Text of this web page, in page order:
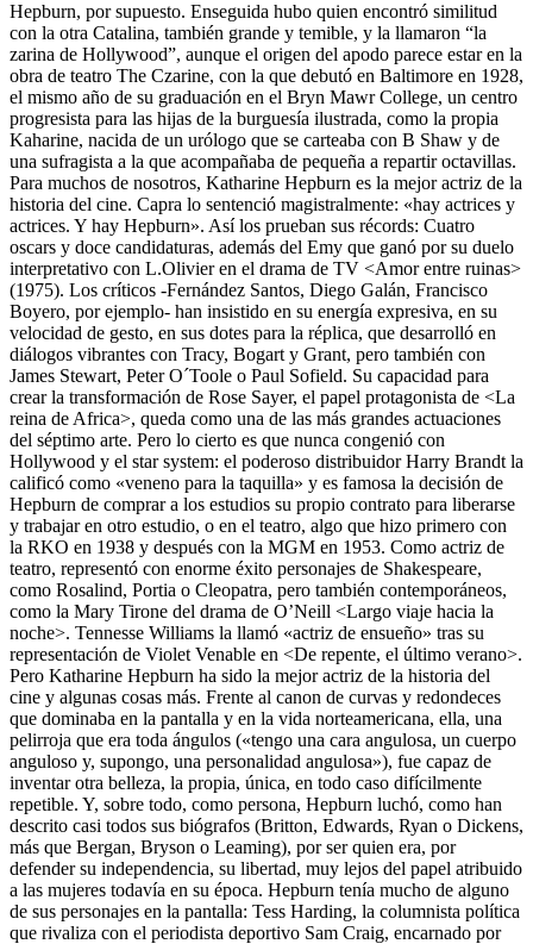
Hepburn, por supuesto. Enseguida hubo quien encontró similitud
con la otra Catalina, también grande y temible, y la llamaron “la
zarina de Hollywood”, aunque el origen del apodo parece estar en la
obra de teatro The Czarine, con la que debutó en Baltimore en 1928,
el mismo año de su graduación en el Bryn Mawr College, un centro
progresista para las hijas de la burguesía ilustrada, como la propia
Kaharine, nacida de un urólogo que se carteaba con B Shaw y de
una sufragista a la que acompañaba de pequeña a repartir octavillas.
Para muchos de nosotros, Katharine Hepburn es la mejor actriz de la
historia del cine. Capra lo sentenció magistralmente: «hay actrices y
actrices. Y hay Hepburn». Así los prueban sus récords: Cuatro
oscars y doce candidaturas, además del Emy que ganó por su duelo
interpretativo con L.Olivier en el drama de TV <Amor entre ruinas>
(1975). Los críticos -Fernández Santos, Diego Galán, Francisco
Boyero, por ejemplo- han insistido en su energía expresiva, en su
velocidad de gesto, en sus dotes para la réplica, que desarrolló en
diálogos vibrantes con Tracy, Bogart y Grant, pero también con
James Stewart, Peter O´Toole o Paul Sofield. Su capacidad para
crear la transformación de Rose Sayer, el papel protagonista de <La
reina de Africa>, queda como una de las más grandes actuaciones
del séptimo arte. Pero lo cierto es que nunca congenió con
Hollywood y el star system: el poderoso distribuidor Harry Brandt la
calificó como «veneno para la taquilla» y es famosa la decisión de
Hepburn de comprar a los estudios su propio contrato para liberarse
y trabajar en otro estudio, o en el teatro, algo que hizo primero con
la RKO en 1938 y después con la MGM en 1953. Como actriz de
teatro, representó con enorme éxito personajes de Shakespeare,
como Rosalind, Portia o Cleopatra, pero también contemporáneos,
como la Mary Tirone del drama de O’Neill <Largo viaje hacia la
noche>. Tennesse Williams la llamó «actriz de ensueño» tras su
representación de Violet Venable en <De repente, el último verano>.
Pero Katharine Hepburn ha sido la mejor actriz de la historia del
cine y algunas cosas más. Frente al canon de curvas y redondeces
que dominaba en la pantalla y en la vida norteamericana, ella, una
pelirroja que era toda ángulos («tengo una cara angulosa, un cuerpo
anguloso y, supongo, una personalidad angulosa»), fue capaz de
inventar otra belleza, la propia, única, en todo caso difícilmente
repetible. Y, sobre todo, como persona, Hepburn luchó, como han
descrito casi todos sus biógrafos (Britton, Edwards, Ryan o Dickens,
más que Bergan, Bryson o Leaming), por ser quien era, por
defender su independencia, su libertad, muy lejos del papel atribuido
a las mujeres todavía en su época. Hepburn tenía mucho de alguno
de sus personajes en la pantalla: Tess Harding, la columnista política
que rivaliza con el periodista deportivo Sam Craig, encarnado por